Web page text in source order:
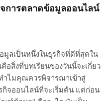
การตลาดข้อมูลออนไลน์
มูลเป็นหนึ่งในธุรกิจที่ดีที่สุดใน
อสิ่งที่บทเรียนของวันนี้จะเกี่ยว
ไมคุณควรพิจารณาเข้าสู่
จออนไลน์ที่จะเริ่มต้น แต่ก่อน